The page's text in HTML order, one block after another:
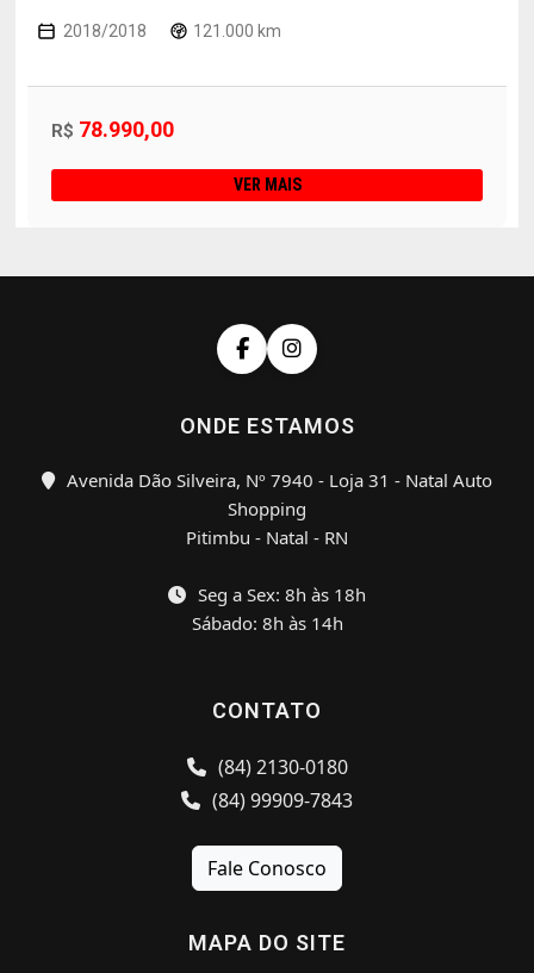
2018/2018 121.000 km
R$ 78.990,00
VER MAIS
ONDE ESTAMOS
Avenida Dão Silveira, Nº 7940 - Loja 31 - Natal Auto
Shopping
Pitimbu - Natal - RN
Seg a Sex: 8h às 18h
Sábado: 8h às 14h
CONTATO
(84) 2130-0180
(84) 99909-7843
Fale Conosco
MAPA DO SITE